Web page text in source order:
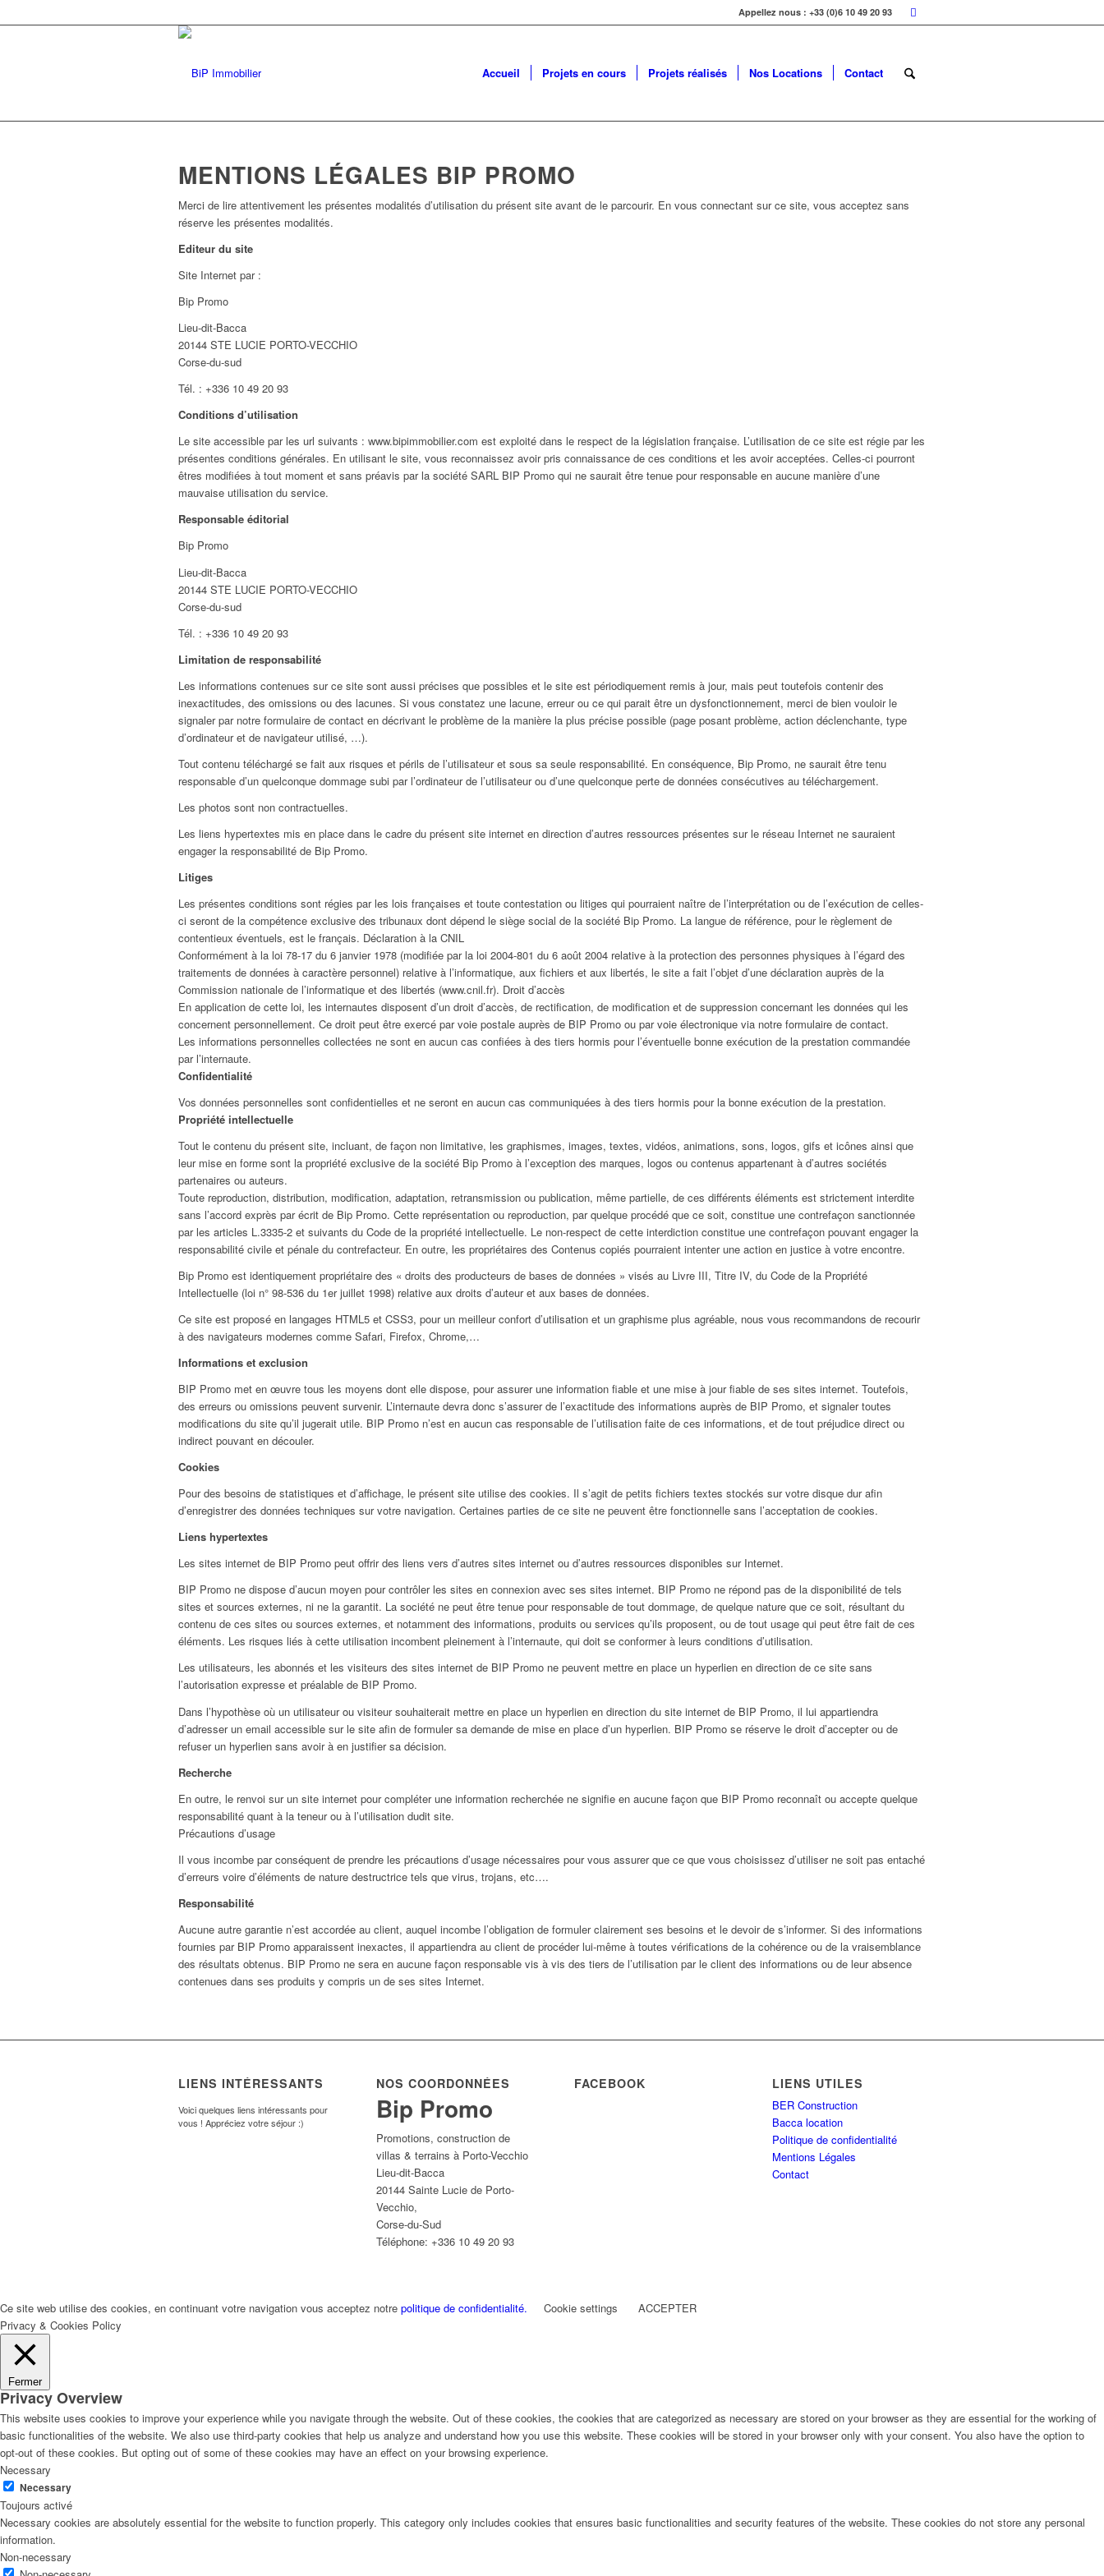
Appellez nous : +33 (0)6 10 49 20 93
Accueil Projets en cours Projets réalisés Nos Locations Contact
MENTIONS LÉGALES BIP PROMO
Merci de lire attentivement les présentes modalités d’utilisation du présent site avant de le parcourir. En vous connectant sur ce site, vous acceptez sans
réserve les présentes modalités.
Editeur du site
Site Internet par :
Bip Promo
Lieu-dit-Bacca
20144 STE LUCIE PORTO-VECCHIO
Corse-du-sud
Tél. : +336 10 49 20 93
Conditions d’utilisation
Le site accessible par les url suivants : www.bipimmobilier.com est exploité dans le respect de la législation française. L’utilisation de ce site est régie par les
présentes conditions générales. En utilisant le site, vous reconnaissez avoir pris connaissance de ces conditions et les avoir acceptées. Celles-ci pourront
êtres modifiées à tout moment et sans préavis par la société SARL BIP Promo qui ne saurait être tenue pour responsable en aucune manière d’une
mauvaise utilisation du service.
Responsable éditorial
Bip Promo
Lieu-dit-Bacca
20144 STE LUCIE PORTO-VECCHIO
Corse-du-sud
Tél. : +336 10 49 20 93
Limitation de responsabilité
Les informations contenues sur ce site sont aussi précises que possibles et le site est périodiquement remis à jour, mais peut toutefois contenir des
inexactitudes, des omissions ou des lacunes. Si vous constatez une lacune, erreur ou ce qui parait être un dysfonctionnement, merci de bien vouloir le
signaler par notre formulaire de contact en décrivant le problème de la manière la plus précise possible (page posant problème, action déclenchante, type
d’ordinateur et de navigateur utilisé, …).
Tout contenu téléchargé se fait aux risques et périls de l’utilisateur et sous sa seule responsabilité. En conséquence, Bip Promo, ne saurait être tenu
responsable d’un quelconque dommage subi par l’ordinateur de l’utilisateur ou d’une quelconque perte de données consécutives au téléchargement.
Les photos sont non contractuelles.
Les liens hypertextes mis en place dans le cadre du présent site internet en direction d’autres ressources présentes sur le réseau Internet ne sauraient
engager la responsabilité de Bip Promo.
Litiges
Les présentes conditions sont régies par les lois françaises et toute contestation ou litiges qui pourraient naître de l’interprétation ou de l’exécution de celles-
ci seront de la compétence exclusive des tribunaux dont dépend le siège social de la société Bip Promo. La langue de référence, pour le règlement de
contentieux éventuels, est le français. Déclaration à la CNIL
Conformément à la loi 78-17 du 6 janvier 1978 (modifiée par la loi 2004-801 du 6 août 2004 relative à la protection des personnes physiques à l’égard des
traitements de données à caractère personnel) relative à l’informatique, aux fichiers et aux libertés, le site a fait l’objet d’une déclaration auprès de la
Commission nationale de l’informatique et des libertés (www.cnil.fr). Droit d’accès
En application de cette loi, les internautes disposent d’un droit d’accès, de rectification, de modification et de suppression concernant les données qui les
concernent personnellement. Ce droit peut être exercé par voie postale auprès de BIP Promo ou par voie électronique via notre formulaire de contact.
Les informations personnelles collectées ne sont en aucun cas confiées à des tiers hormis pour l’éventuelle bonne exécution de la prestation commandée
par l’internaute.
Confidentialité
Vos données personnelles sont confidentielles et ne seront en aucun cas communiquées à des tiers hormis pour la bonne exécution de la prestation.
Propriété intellectuelle
Tout le contenu du présent site, incluant, de façon non limitative, les graphismes, images, textes, vidéos, animations, sons, logos, gifs et icônes ainsi que
leur mise en forme sont la propriété exclusive de la société Bip Promo à l’exception des marques, logos ou contenus appartenant à d’autres sociétés
partenaires ou auteurs.
Toute reproduction, distribution, modification, adaptation, retransmission ou publication, même partielle, de ces différents éléments est strictement interdite
sans l’accord exprès par écrit de Bip Promo. Cette représentation ou reproduction, par quelque procédé que ce soit, constitue une contrefaçon sanctionnée
par les articles L.3335-2 et suivants du Code de la propriété intellectuelle. Le non-respect de cette interdiction constitue une contrefaçon pouvant engager la
responsabilité civile et pénale du contrefacteur. En outre, les propriétaires des Contenus copiés pourraient intenter une action en justice à votre encontre.
Bip Promo est identiquement propriétaire des « droits des producteurs de bases de données » visés au Livre III, Titre IV, du Code de la Propriété
Intellectuelle (loi n° 98-536 du 1er juillet 1998) relative aux droits d’auteur et aux bases de données.
Ce site est proposé en langages HTML5 et CSS3, pour un meilleur confort d’utilisation et un graphisme plus agréable, nous vous recommandons de recourir
à des navigateurs modernes comme Safari, Firefox, Chrome,…
Informations et exclusion
BIP Promo met en œuvre tous les moyens dont elle dispose, pour assurer une information fiable et une mise à jour fiable de ses sites internet. Toutefois,
des erreurs ou omissions peuvent survenir. L’internaute devra donc s’assurer de l’exactitude des informations auprès de BIP Promo, et signaler toutes
modifications du site qu’il jugerait utile. BIP Promo n’est en aucun cas responsable de l’utilisation faite de ces informations, et de tout préjudice direct ou
indirect pouvant en découler.
Cookies
Pour des besoins de statistiques et d’affichage, le présent site utilise des cookies. Il s’agit de petits fichiers textes stockés sur votre disque dur afin
d’enregistrer des données techniques sur votre navigation. Certaines parties de ce site ne peuvent être fonctionnelle sans l’acceptation de cookies.
Liens hypertextes
Les sites internet de BIP Promo peut offrir des liens vers d’autres sites internet ou d’autres ressources disponibles sur Internet.
BIP Promo ne dispose d’aucun moyen pour contrôler les sites en connexion avec ses sites internet. BIP Promo ne répond pas de la disponibilité de tels
sites et sources externes, ni ne la garantit. La société ne peut être tenue pour responsable de tout dommage, de quelque nature que ce soit, résultant du
contenu de ces sites ou sources externes, et notamment des informations, produits ou services qu’ils proposent, ou de tout usage qui peut être fait de ces
éléments. Les risques liés à cette utilisation incombent pleinement à l’internaute, qui doit se conformer à leurs conditions d’utilisation.
Les utilisateurs, les abonnés et les visiteurs des sites internet de BIP Promo ne peuvent mettre en place un hyperlien en direction de ce site sans
l’autorisation expresse et préalable de BIP Promo.
Dans l’hypothèse où un utilisateur ou visiteur souhaiterait mettre en place un hyperlien en direction du site internet de BIP Promo, il lui appartiendra
d’adresser un email accessible sur le site afin de formuler sa demande de mise en place d’un hyperlien. BIP Promo se réserve le droit d’accepter ou de
refuser un hyperlien sans avoir à en justifier sa décision.
Recherche
En outre, le renvoi sur un site internet pour compléter une information recherchée ne signifie en aucune façon que BIP Promo reconnaît ou accepte quelque
responsabilité quant à la teneur ou à l’utilisation dudit site.
Précautions d’usage
Il vous incombe par conséquent de prendre les précautions d’usage nécessaires pour vous assurer que ce que vous choisissez d’utiliser ne soit pas entaché
d’erreurs voire d’éléments de nature destructrice tels que virus, trojans, etc….
Responsabilité
Aucune autre garantie n’est accordée au client, auquel incombe l’obligation de formuler clairement ses besoins et le devoir de s’informer. Si des informations
fournies par BIP Promo apparaissent inexactes, il appartiendra au client de procéder lui-même à toutes vérifications de la cohérence ou de la vraisemblance
des résultats obtenus. BIP Promo ne sera en aucune façon responsable vis à vis des tiers de l’utilisation par le client des informations ou de leur absence
contenues dans ses produits y compris un de ses sites Internet.
LIENS INTÉRESSANTS
Voici quelques liens intéressants pour
vous ! Appréciez votre séjour :)
NOS COORDONNÉES
Bip Promo
Promotions, construction de
villas & terrains à Porto-Vecchio
Lieu-dit-Bacca
20144 Sainte Lucie de Porto-
Vecchio,
Corse-du-Sud
Téléphone: +336 10 49 20 93
FACEBOOK LIENS UTILES
BER Construction
Bacca location
Politique de confidentialité
Mentions Légales
Contact
Ce site web utilise des cookies, en continuant votre navigation vous acceptez notre politique de confidentialité. Cookie settings
ACCEPTER
Privacy & Cookies Policy
Fermer
Privacy Overview
This website uses cookies to improve your experience while you navigate through the website. Out of these cookies, the cookies that are categorized as necessary are stored on your browser as they are essential for the working of
basic functionalities of the website. We also use third-party cookies that help us analyze and understand how you use this website. These cookies will be stored in your browser only with your consent. You also have the option to
opt-out of these cookies. But opting out of some of these cookies may have an effect on your browsing experience.
Necessary
Necessary
Toujours activé
Necessary cookies are absolutely essential for the website to function properly. This category only includes cookies that ensures basic functionalities and security features of the website. These cookies do not store any personal
information.
Non-necessary